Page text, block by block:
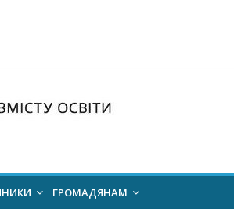
Небесної Сотні на 2026/2027 н. р.
ГРОМАДЯНАМ